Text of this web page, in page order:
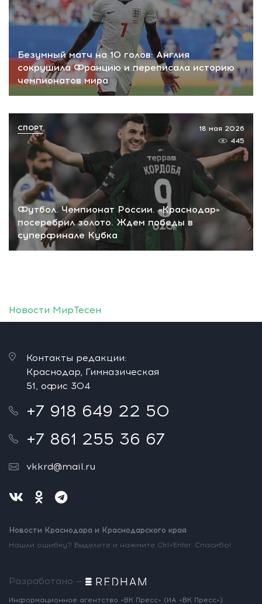
Безумный матч на 10 голов: Англия
сокрушила Францию и переписала историю
чемпионатов мира
Футбол. Чемпионат России. «Краснодар»
посеребрил золото. Ждем победы в
суперфинале Кубка
18 мая 2026
445
СПОРТ
Новости МирТесен
Контакты редакции:
Краснодар, Гимназическая
51, офис 304
+7 918 649 22 50
+7 861 255 36 67
vkkrd@mail.ru
Новости Краснодара и Краснодарского края
Нашли ошибку? Выделите и нажмите Ctrl+Enter. Спасибо!
Разработано —
Информационное агентство «ВК Пресс» (ИА «ВК Пресс»)